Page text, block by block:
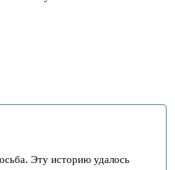
Эту историю удалось